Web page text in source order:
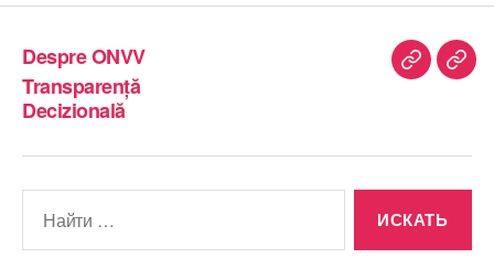
Despre ONVV
Transparență
Decizională
Despre